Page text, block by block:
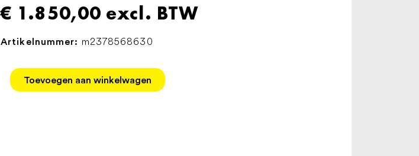
€ 1.850,00 excl. BTW
Artikelnummer: m2378568630
KARCHER
VEEGMACHINE
Toevoegen aan winkelwagen